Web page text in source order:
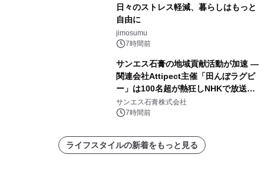
日々のストレス軽減、暮らしはもっと
自由に
jimosumu
7時間前
サンエス石膏の地域貢献活動が加速 ―
関連会社Attipect主催「田んぼラグビ
ー」は100名超が熱狂しNHKで放送さ
れました。
サンエス石膏株式会社
7時間前
ライフスタイルの新着をもっと見る